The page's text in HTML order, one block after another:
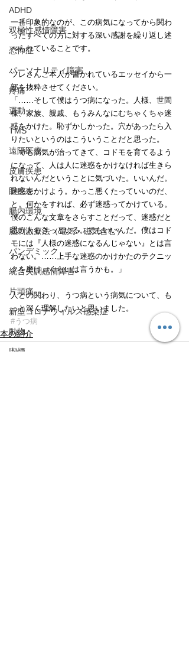
ADHD
双極性感情障害
恐怖症
パーソナリティ障害
疼痛
運動
TMS
遠隔医療
皮膚疾患
眼疾患
腸内環境
脳刺激療法（電気・磁気含む）
パンデミック
統合失調感情障害
片頭痛
新型コロナウィルス感染症
動物
喫煙
一番印象的なのが、この病気になってから関わ
ったすべての方に対する深い感謝を繰り返し述
べられていることです。
ツレさんご本人が書かれているエッセイから一
部を抜粋させてください。
「……そして僕はうつ病になった。人様、世間
様、家族、親戚、もうみんなにむちゃくちゃ迷
惑をかけた。恥ずかしかった。穴があったら入
りたいというのはこういうことだと思った。
でも病気が治ってきて、コドモを育てるよう
になって、人は人に迷惑をかけなければ生きら
れないんだということに気づいた。いいんだ。
迷惑をかけよう。かっこ悪くたっていいのだ、
と。何かをすれば、必ず迷惑ってかけている。
僕のこんな文章をさらすことだって、迷惑だと
思う人もきっといる。でもいいんだ。僕はコド
モには『人様の迷惑になるんじゃない』とは言
わない。……上手な迷惑のかけかたのテクニッ
クを磨け、くらいは言うかも。」
人との関わり、うつ病という病気について、も
っと深く理解したいと思いました。
#うつ病
本の紹介